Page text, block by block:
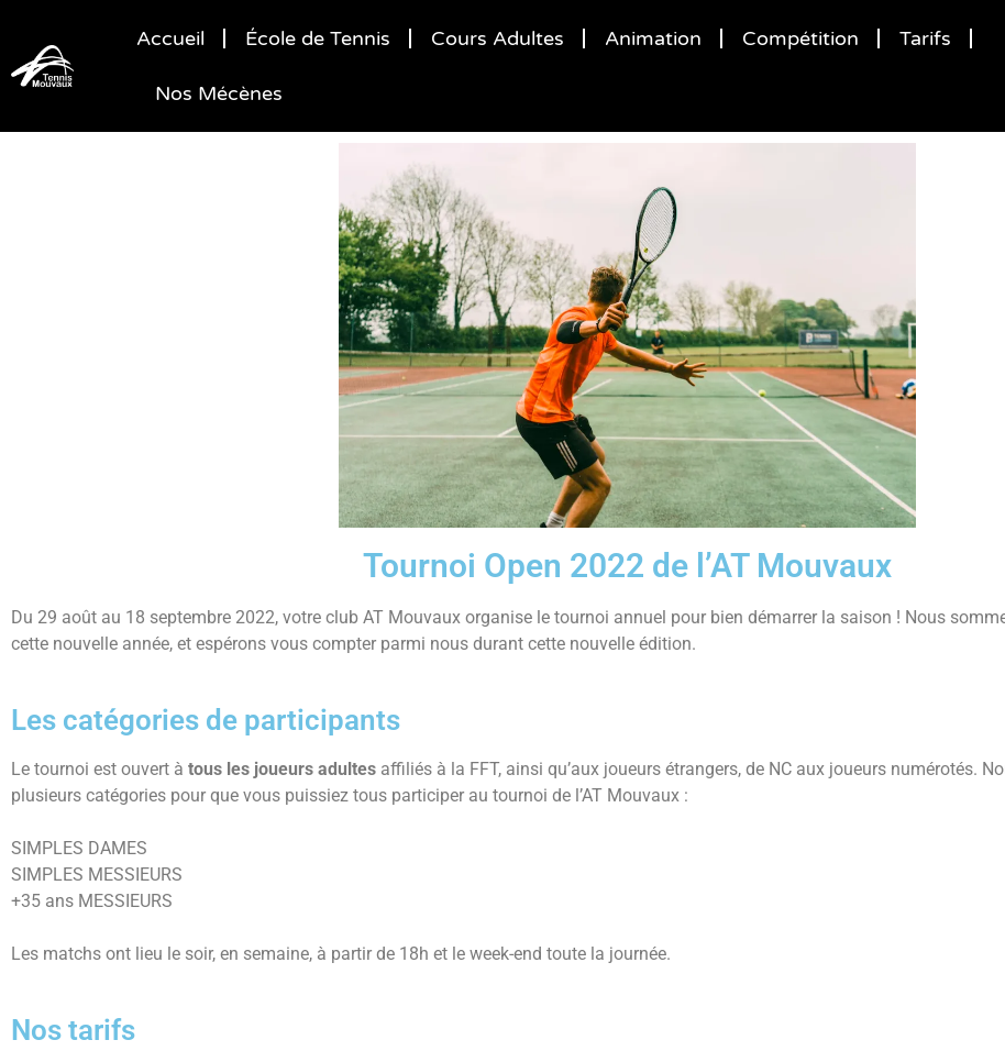
Accueil École de Tennis Cours Adultes Animation Compétition Tarifs
Nos Mécènes
Tournoi Open 2022 de l’AT Mouvaux
Du 29 août au 18 septembre 2022, votre club AT Mouvaux organise le tournoi annuel pour bien démarrer la saison ! Nous
cette nouvelle année, et espérons vous compter parmi nous durant cette nouvelle édition.
Les catégories de participants
Le tournoi est ouvert à tous les joueurs adultes affiliés à la FFT, ainsi qu’aux joueurs étrangers, de NC aux joueurs numérotés.
plusieurs catégories pour que vous puissiez tous participer au tournoi de l’AT Mouvaux :
SIMPLES DAMES
SIMPLES MESSIEURS
+35 ans MESSIEURS
Les matchs ont lieu le soir, en semaine, à partir de 18h et le week-end toute la journée.
Nos tarifs